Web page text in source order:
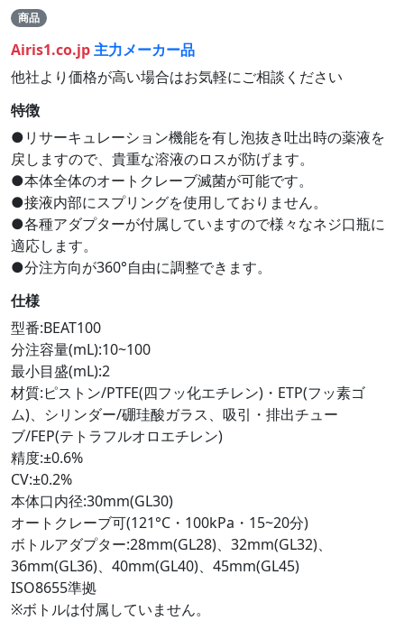
商品
Airis1.co.jp主力メーカー品
他社より価格が高い場合はお気軽にご相談ください
特徴
●リサーキュレーション機能を有し泡抜き吐出時の薬液を
戻しますので、貴重な溶液のロスが防げます。
●本体全体のオートクレーブ滅菌が可能です。
●接液内部にスプリングを使用しておりません。
●各種アダプターが付属していますので様々なネジ口瓶に
適応します。
●分注方向が360°自由に調整できます。
仕様
型番:BEAT100
分注容量(mL):10~100
最小目盛(mL):2
材質:ピストン/PTFE(四フッ化エチレン)・ETP(フッ素ゴ
ム)、シリンダー/硼珪酸ガラス、吸引・排出チュー
ブ/FEP(テトラフルオロエチレン)
精度:±0.6%
CV:±0.2%
本体口内径:30mm(GL30)
オートクレーブ可(121°C・100kPa・15~20分)
ボトルアダプター:28mm(GL28)、32mm(GL32)、
36mm(GL36)、40mm(GL40)、45mm(GL45)
ISO8655準拠
※ボトルは付属していません。